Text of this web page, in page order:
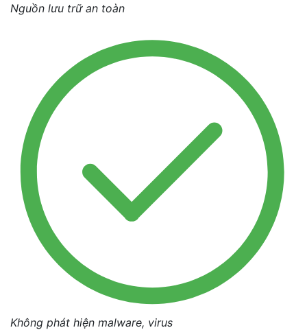
Nguồn lưu trữ an toàn
Không phát hiện malware, virus